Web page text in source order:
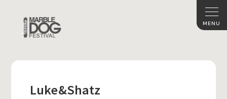
Luke&Shatz